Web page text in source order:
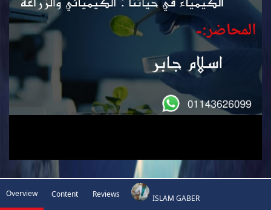
Overview Content Reviews ISLAM GABER